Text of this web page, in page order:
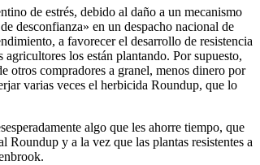
de estrés, debido al daño a un mecanismo
desconfianza» en un despacho nacional de
a favorecer el desarrollo de resistencia
los están plantando. Por supuesto,
otros compradores a granel, menos dinero por
varias veces el herbicida Roundup, que lo
algo que les ahorre tiempo, que
Roundup y a la vez que las plantas resistentes a